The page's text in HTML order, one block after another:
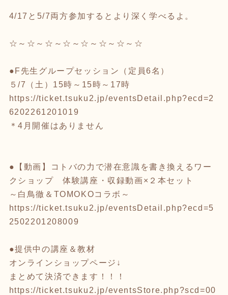
4/17と5/7両方参加するとより深く学べるよ。
☆～☆～☆～☆～☆～☆～☆～☆
●F先生グループセッション（定員6名）
５/7（土）15時～15時～17時
https://ticket.tsuku2.jp/eventsDetail.php?ecd=2
6202261201019
＊4月開催はありません
●【動画】コトバの力で潜在意識を書き換えるワー
クショップ 体験講座・収録動画×２本セット
～白鳥徹＆TOMOKOコラボ～
https://ticket.tsuku2.jp/eventsDetail.php?ecd=5
2502201208009
●提供中の講座＆教材
オンラインショップページ↓
まとめて決済できます！！！
https://ticket.tsuku2.jp/eventsStore.php?scd=00